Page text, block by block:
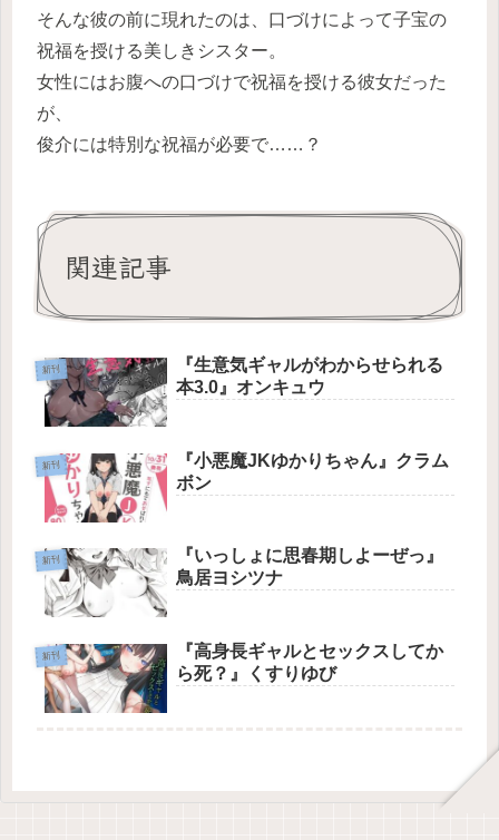
そんな彼の前に現れたのは、口づけによって子宝の
祝福を授ける美しきシスター。
女性にはお腹への口づけで祝福を授ける彼女だった
が、
俊介には特別な祝福が必要で……？
関連記事
新刊
『生意気ギャルがわからせられる
本3.0』オンキュウ
新刊
『小悪魔JKゆかりちゃん』クラム
ボン
新刊
『いっしょに思春期しよーぜっ』
鳥居ヨシツナ
新刊
『高身長ギャルとセックスしてか
ら死？』くすりゆび